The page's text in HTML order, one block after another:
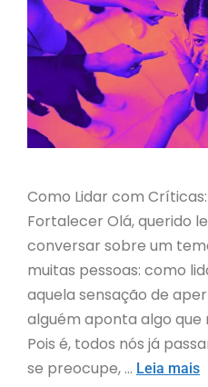
Como Lidar com
Fortalecer Olá, querido
conversar sobre um
muitas pessoas: como
aquela sensação de
alguém aponta algo que
Pois é, todos nós já
se preocupe, … Leia mais